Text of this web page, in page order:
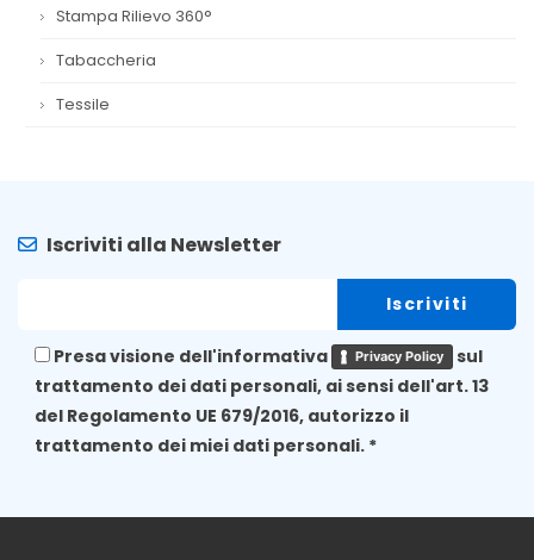
Stampa Rilievo 360°
Tabaccheria
Tessile
Iscriviti alla Newsletter
Presa visione dell'informativa Privacy Policy
sul
trattamento dei dati personali, ai sensi dell'art. 13
del Regolamento UE 679/2016, autorizzo il
trattamento dei miei dati personali. *